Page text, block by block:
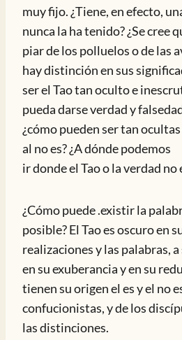
muy fijo. ¿Tiene, en efecto,
nunca la ha tenido? ¿Se cree
piar de los polluelos o de las
hay distinción en sus
ser el Tao tan oculto e
pueda darse verdad y
¿cómo pueden ser tan
al no es? ¿A dónde podemos
ir donde el Tao o la verdad no
¿Cómo puede .existir la
posible? El Tao es oscuro en
realizaciones y las palabras, a
en su exuberancia y en su
tienen su origen el es y el no
confucionistas, y de los
las distinciones.